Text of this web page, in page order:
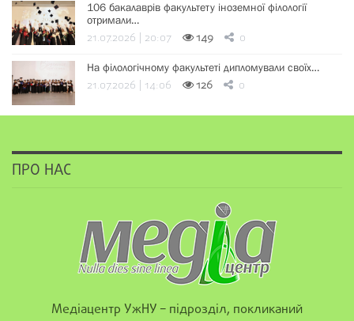
106 бакалаврів факультету іноземної філології
отримали…
21.07.2026 | 20:07 149 0
На філологічному факультеті дипломували своїх…
21.07.2026 | 14:06 126 0
ПРО НАС
Медіацентр УжНУ – підрозділ, покликаний